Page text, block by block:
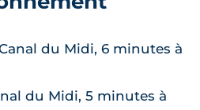
du Midi, 6 minutes à
du Midi, 5 minutes à